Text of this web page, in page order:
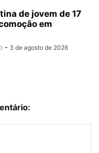
de jovem de 17
em
- 3 de agosto de 2026